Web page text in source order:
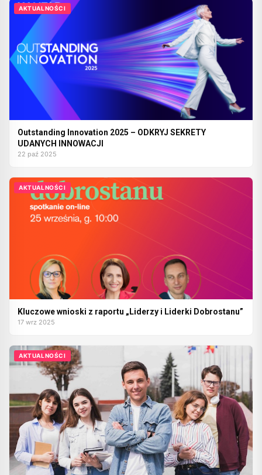
AKTUALNOŚCI
Outstanding Innovation 2025 – ODKRYJ SEKRETY
UDANYCH INNOWACJI
22 paź 2025
AKTUALNOŚCI
Kluczowe wnioski z raportu „Liderzy i Liderki Dobrostanu”
17 wrz 2025
AKTUALNOŚCI